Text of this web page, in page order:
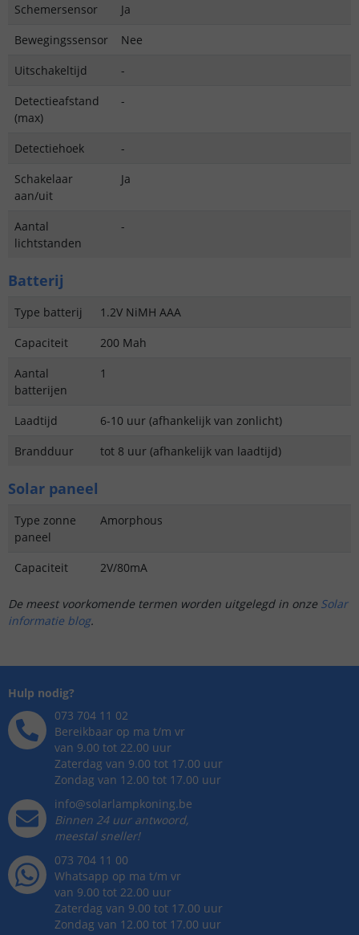
Schemersensor
Ja
Bewegingssensor
Nee
Uitschakeltijd
-
Detectieafstand
(max)
-
Detectiehoek
-
Schakelaar
aan/uit
Ja
Aantal
lichtstanden
-
Batterij
Type batterij
1.2V NiMH AAA
Capaciteit
200 Mah
Aantal
batterijen
1
Laadtijd
6-10 uur (afhankelijk van zonlicht)
Brandduur
tot 8 uur (afhankelijk van laadtijd)
Solar paneel
Type zonne
paneel
Amorphous
Capaciteit 2V/80mA
De meest voorkomende termen worden uitgelegd in onze Solar
informatie blog.
Hulp nodig?
073 704 11 02
Bereikbaar op ma t/m vr
van 9.00 tot 22.00 uur
Zaterdag van 9.00 tot 17.00 uur
Zondag van 12.00 tot 17.00 uur
info@solarlampkoning.be
Binnen 24 uur antwoord,
meestal sneller!
073 704 11 00
Whatsapp op ma t/m vr
van 9.00 tot 22.00 uur
Zaterdag van 9.00 tot 17.00 uur
Zondag van 12.00 tot 17.00 uur